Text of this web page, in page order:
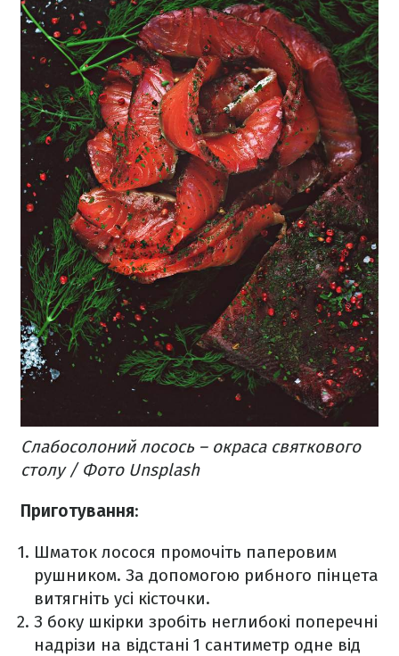
Слабосолоний лосось – окраса святкового
столу / Фото Unsplash
Приготування:
Шматок лосося промочіть паперовим
рушником. За допомогою рибного пінцета
витягніть усі кісточки.
З боку шкірки зробіть неглибокі поперечні
надрізи на відстані 1 сантиметр одне від